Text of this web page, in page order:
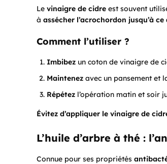
Le vinaigre de cidre est souvent
à assécher l’acrochordon jusqu’à
Comment l’utiliser ?
Imbibez un coton de vinaigre de
Maintenez avec un pansement et
Répétez l’opération matin et soir
Évitez d’appliquer le vinaigre de
L’huile d’arbre à thé :
Connue pour ses propriétés